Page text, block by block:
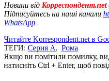
Новини від Корреспондент.net
Підписуйтесь на наші канали
WhatsApp
Читайте Korrespondent.net в
ТЕГИ: Серия А, Рома
Якщо ви помітили помилку,
натисніть Ctrl + Enter, щоб